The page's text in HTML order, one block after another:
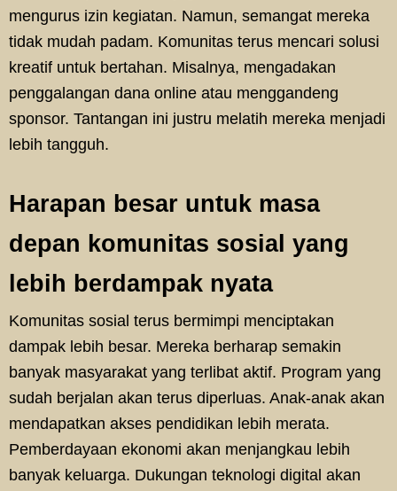
mengurus izin kegiatan. Namun, semangat mereka
tidak mudah padam. Komunitas terus mencari solusi
kreatif untuk bertahan. Misalnya, mengadakan
penggalangan dana online atau menggandeng
sponsor. Tantangan ini justru melatih mereka menjadi
lebih tangguh.
Harapan besar untuk masa
depan komunitas sosial yang
lebih berdampak nyata
Komunitas sosial terus bermimpi menciptakan
dampak lebih besar. Mereka berharap semakin
banyak masyarakat yang terlibat aktif. Program yang
sudah berjalan akan terus diperluas. Anak-anak akan
mendapatkan akses pendidikan lebih merata.
Pemberdayaan ekonomi akan menjangkau lebih
banyak keluarga. Dukungan teknologi digital akan